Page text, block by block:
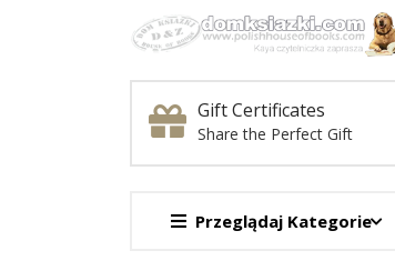
Gift Certificates
Share the Perfect Gift
Przeglądaj Kategorie